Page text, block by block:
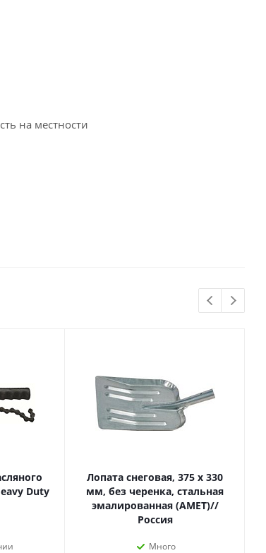
на местности
Duty
Лопата снеговая, 375 х 330
мм, без черенка, стальная
эмалированная (АМЕТ)//
Россия
Много